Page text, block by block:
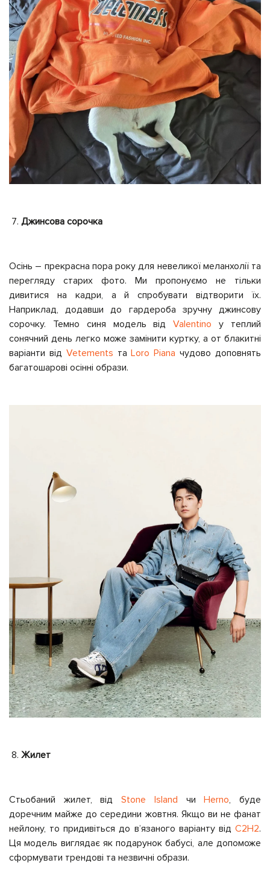
Джинсова сорочка
Осінь – прекрасна пора року для невеликої меланхолії та
перегляду старих фото. Ми пропонуємо не тільки
дивитися на кадри, а й спробувати відтворити їх.
Наприклад, додавши до гардероба зручну джинсову
сорочку. Темно синя модель відValentino у теплий
сонячний день легко може замінити куртку, а от блакитні
варіанти від Vetements таLoro Piana чудово доповнять
багатошарові осінні образи.
Жилет
Стьобаний жилет, відStone Island чиHerno, буде
доречним майже до середини жовтня. Якщо ви не фанат
нейлону, то придивіться до в’язаного варіанту від С2Н2.
Ця модель виглядає як подарунок бабусі, але допоможе
сформувати трендові та незвичні образи.